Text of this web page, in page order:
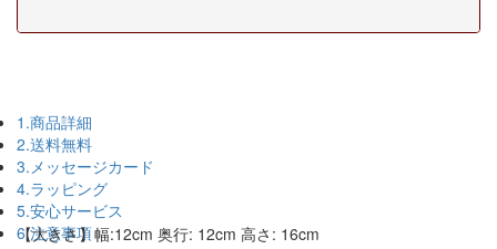
1.商品詳細
2.送料無料
3.メッセージカード
4.ラッピング
5.安心サービス
6.注意事項
【大きさ】幅:12cm 奥行: 12cm 高さ: 16cm